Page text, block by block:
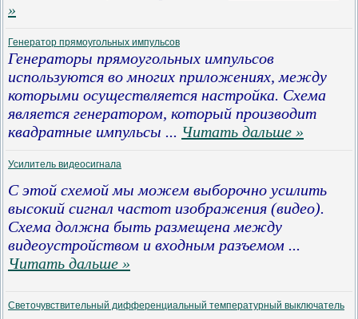
»
Генератор прямоугольных импульсов
Генераторы прямоугольных импульсов
используются во многих приложениях, между
которыми осуществляется настройка. Схема
является генератором, который производит
квадратные импульсы ... Читать дальше »
Усилитель видеосигнала
С этой схемой мы можем выборочно усилить
высокий сигнал частот изображения (видео).
Схема должна быть размещена между
видеоустройством и входным разъемом ...
Читать дальше »
Светочувствительный дифференциальный температурный выключатель